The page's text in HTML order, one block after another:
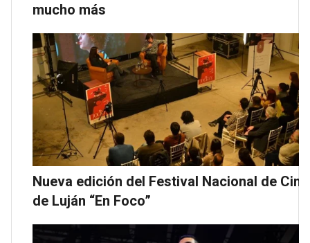
mucho más
Nueva edición del Festival Nacional de Cine
de Luján “En Foco”